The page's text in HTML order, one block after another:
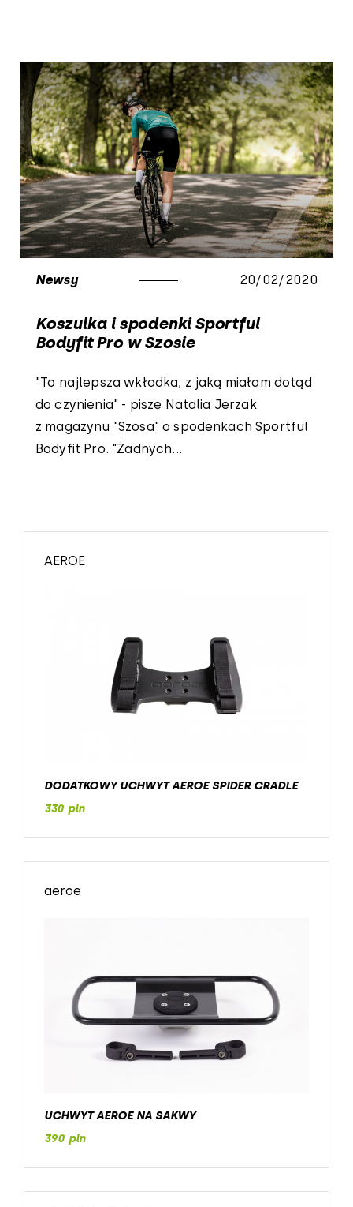
Newsy 20/02/2020
Koszulka i spodenki Sportful
Bodyfit Pro w Szosie
"To najlepsza wkładka, z jaką miałam dotąd
do czynienia" - pisze Natalia Jerzak
z magazynu "Szosa" o spodenkach Sportful
Bodyfit Pro. "Żadnych...
AEROE
DODATKOWY UCHWYT AEROE SPIDER CRADLE
330 pln
aeroe
UCHWYT AEROE NA SAKWY
390 pln